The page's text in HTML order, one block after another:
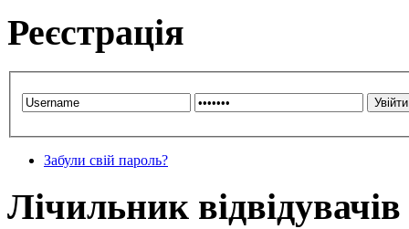
Реєстрація
Забули свій пароль?
Лічильник відвідувачів